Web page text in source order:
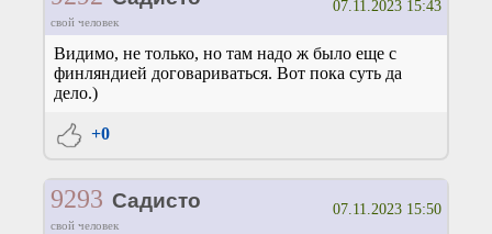
свой человек
07.11.2023 15:43
Видимо, не только, но там надо ж было еще с
финляндией договариваться. Вот пока суть да
дело.)
+0
9293 Садисто
свой человек
07.11.2023 15:50